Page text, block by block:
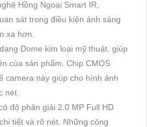
Hồng Ngoại Smart IR,
sát trong điều kiện ánh sáng
xa hơn.
Dome kim loại mỹ thuật, giúp
của sản phẩm. Chip CMOS
camera này giúp cho hình ảnh
nét.
độ phân giải 2.0 MP Full HD
tiết và rõ nét. Những công